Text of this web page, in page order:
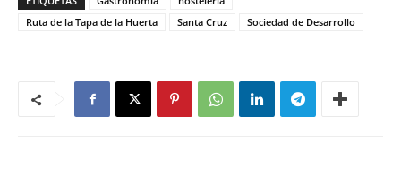
Ruta de la Tapa de la Huerta
Santa Cruz Sociedad de Desarrollo